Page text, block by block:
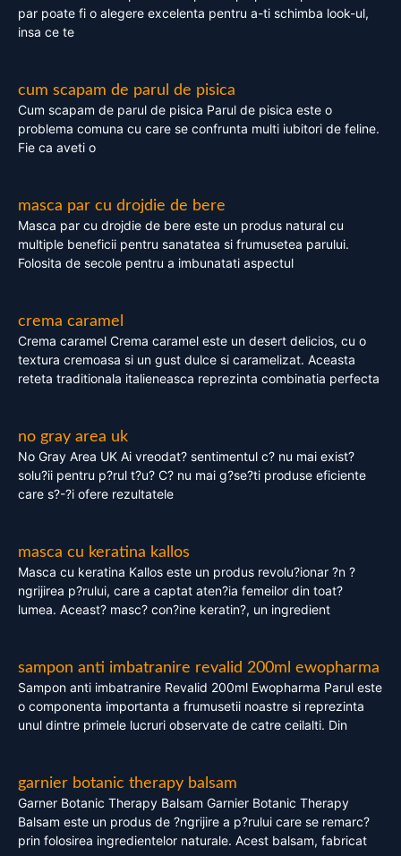
par poate fi o alegere excelenta pentru a-ti schimba look-ul,
insa ce te
cum scapam de parul de pisica
Cum scapam de parul de pisica Parul de pisica este o
problema comuna cu care se confrunta multi iubitori de feline.
Fie ca aveti o
masca par cu drojdie de bere
Masca par cu drojdie de bere este un produs natural cu
multiple beneficii pentru sanatatea si frumusetea parului.
Folosita de secole pentru a imbunatati aspectul
crema caramel
Crema caramel Crema caramel este un desert delicios, cu o
textura cremoasa si un gust dulce si caramelizat. Aceasta
reteta traditionala italieneasca reprezinta combinatia perfecta
no gray area uk
No Gray Area UK Ai vreodat? sentimentul c? nu mai exist?
solu?ii pentru p?rul t?u? C? nu mai g?se?ti produse eficiente
care s?-?i ofere rezultatele
masca cu keratina kallos
Masca cu keratina Kallos este un produs revolu?ionar ?n ?
ngrijirea p?rului, care a captat aten?ia femeilor din toat?
lumea. Aceast? masc? con?ine keratin?, un ingredient
sampon anti imbatranire revalid 200ml ewopharma
Sampon anti imbatranire Revalid 200ml Ewopharma Parul este
o componenta importanta a frumusetii noastre si reprezinta
unul dintre primele lucruri observate de catre ceilalti. Din
garnier botanic therapy balsam
Garner Botanic Therapy Balsam Garnier Botanic Therapy
Balsam este un produs de ?ngrijire a p?rului care se remarc?
prin folosirea ingredientelor naturale. Acest balsam, fabricat